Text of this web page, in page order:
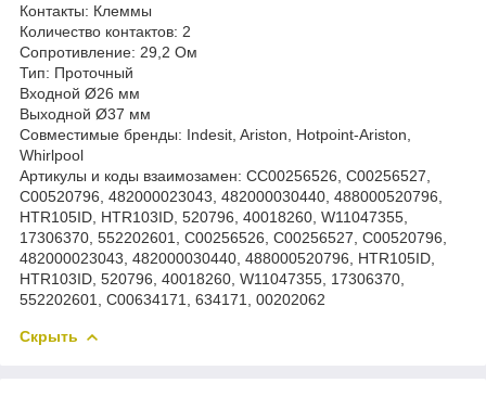
Контакты: Клеммы
Количество контактов: 2
Сопротивление: 29,2 Ом
Тип: Проточный
Входной Ø26 мм
Выходной Ø37 мм
Совместимые бренды: Indesit, Ariston, Hotpoint-Ariston,
Whirlpool
Артикулы и коды взаимозамен: CC00256526, C00256527,
C00520796, 482000023043, 482000030440, 488000520796,
HTR105ID, HTR103ID, 520796, 40018260, W11047355,
17306370, 552202601, C00256526, C00256527, C00520796,
482000023043, 482000030440, 488000520796, HTR105ID,
HTR103ID, 520796, 40018260, W11047355, 17306370,
552202601, C00634171, 634171, 00202062
Скрыть